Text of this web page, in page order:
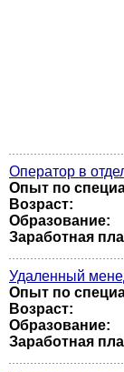
Оператор в
Опыт по
Возраст:
Образование:
Заработная
Удаленный
Опыт по
Возраст:
Образование:
Заработная